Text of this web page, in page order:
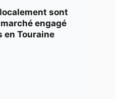
sont
engagé
en Touraine